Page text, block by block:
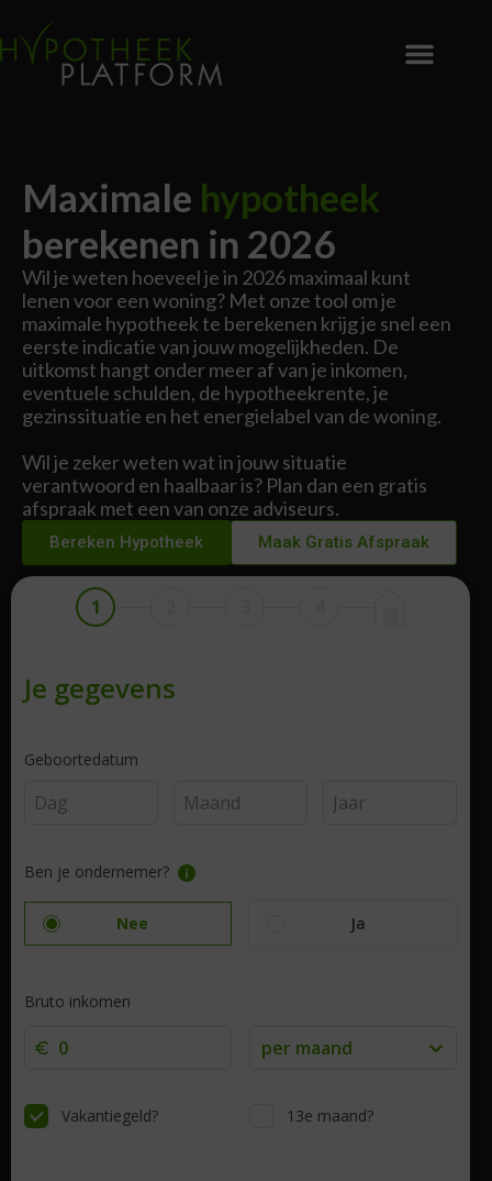
Maximale hypotheek
berekenen in 2026
Wil je weten hoeveel je in 2026 maximaal kunt
lenen voor een woning? Met onze tool om je
maximale hypotheek te berekenen krijg je snel een
eerste indicatie van jouw mogelijkheden. De
uitkomst hangt onder meer af van je inkomen,
eventuele schulden, de hypotheekrente, je
gezinssituatie en het energielabel van de woning.
Wil je zeker weten wat in jouw situatie
verantwoord en haalbaar is? Plan dan een gratis
afspraak met een van onze adviseurs.
Bereken Hypotheek Maak Gratis Afspraak